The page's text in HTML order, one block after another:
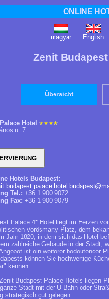
ONLINE
magyar English
Zenit
Übersicht
Hotel
u. 7.
Hotels Budapest:
Tel.: +36 1 900 9072
Fax: +36 1 900 9079
Palace 4* Hotel liegt im Herzen
Vorösmarty-Platz, dem
Jahr 1820, in dem sich das Hotel
zahlreiche Gebäude in der Stadt,
ist ein weiterer bedeutender
können Sie hochwertige
kennen.
Budapest Palace Hotels liegen
Stadt mit der U-Bahn oder
strategisch gut gelegen.